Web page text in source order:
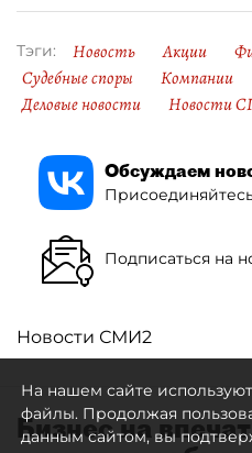
Тэги: Новость Акции
Судебные споры
Компании
Деловые новости
Новости
Обсуждаем
Подписаться на
Новости СМИ2
Бизнес на
На нашем сайте
файлы. Продолжая
данным сайтом, вы